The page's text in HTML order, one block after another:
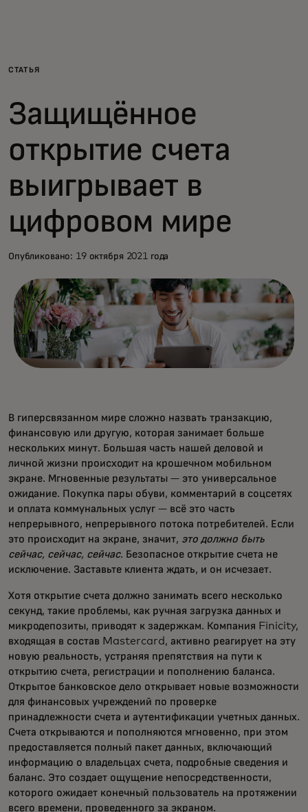
Для бизнеса
Для всего мира
Для новаторов
Новости и тренды
СТАТЬЯ
Защищённое
открытие счета
выигрывает в
цифровом мире
Опубликовано: 19 октября 2021 года
В гиперсвязанном мире сложно назвать транзакцию,
финансовую или другую, которая занимает больше
нескольких минут. Большая часть нашей деловой и
личной жизни происходит на крошечном мобильном
экране. Мгновенные результаты — это универсальное
ожидание. Покупка пары обуви, комментарий в соцсетях
и оплата коммунальных услуг — всё это часть
непрерывного, непрерывного потока потребителей. Если
это происходит на экране, значит, это должно быть
сейчас, сейчас, сейчас. Безопасное открытие счета не
исключение. Заставьте клиента ждать, и он исчезает.
Хотя открытие счета должно занимать всего несколько
секунд, такие проблемы, как ручная загрузка данных и
микродепозиты, приводят к задержкам. Компания Finicity,
входящая в состав Mastercard, активно реагирует на эту
новую реальность, устраняя препятствия на пути к
открытию счета, регистрации и пополнению баланса.
Открытое банковское дело открывает новые возможности
для финансовых учреждений по проверке
принадлежности счета и аутентификации учетных данных.
Счета открываются и пополняются мгновенно, при этом
предоставляется полный пакет данных, включающий
информацию о владельцах счета, подробные сведения и
баланс. Это создает ощущение непосредственности,
которого ожидает конечный пользователь на протяжении
всего времени, проведенного за экраном.